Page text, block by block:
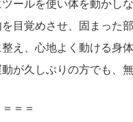
ールを使い体を動かし
目覚めさせ、固まった
え、心地よく動ける身
が久しぶりの方でも、
＝＝